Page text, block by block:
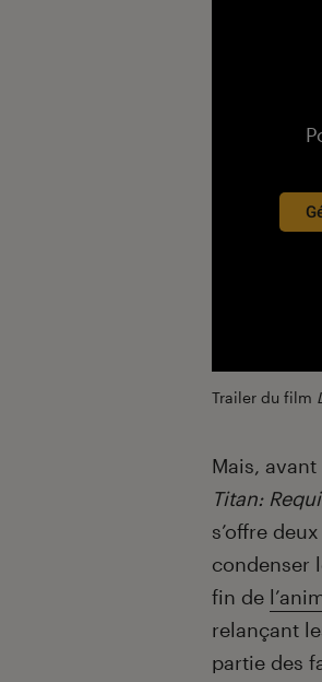
Trailer du film
Mais,
Titan:
s’offre
condenser
fin de
relançant
partie des